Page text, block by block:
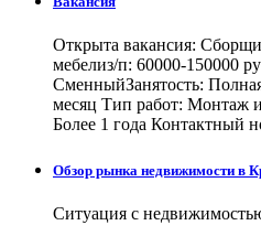
Открыта вакансия:
мебелиз/п: 60000-150000
СменныйЗанятость:
месяц Тип работ: Монтаж
Более 1 года Контактный
Обзор рынка недвижимости в
Ситуация с